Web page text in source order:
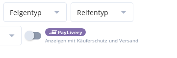
Felgentyp Reifentyp
PayLivery
Anzeigen mit Käuferschutz und Versand